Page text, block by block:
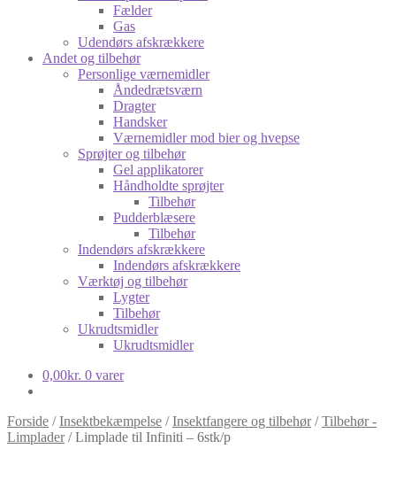
Fælder
Gas
Udendørs afskrækkere
Andet og tilbehør
Personlige værnemidler
Åndedrætsværn
Dragter
Handsker
Værnemidler mod bier og hvepse
Sprøjter og tilbehør
Gel applikatorer
Håndholdte sprøjter
Tilbehør
Pudderblæsere
Tilbehør
Indendørs afskrækkere
Indendørs afskrækkere
Værktøj og tilbehør
Lygter
Tilbehør
Ukrudtsmidler
Ukrudtsmidler
0,00kr. 0 varer
Forside /Insektbekæmpelse /Insektfangere og tilbehør/Tilbehør -
Limplader/Limplade til Infiniti – 6stk/p